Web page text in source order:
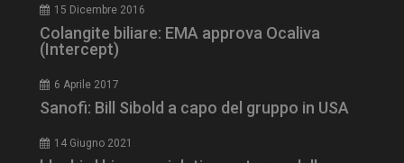
15 Dicembre 2016
Colangite biliare: EMA approva Ocaliva
(Intercept)
6 Aprile 2017
Sanofi: Bill Sibold a capo del gruppo in USA
14 Giugno 2021